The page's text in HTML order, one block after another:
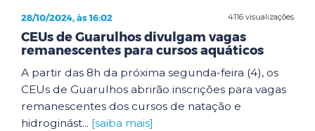
4116 visualizações
28/10/2024, às 16:02
CEUs de Guarulhos divulgam vagas
remanescentes para cursos aquáticos
A partir das 8h da próxima segunda-feira (4), os
CEUs de Guarulhos abrirão inscrições para vagas
remanescentes dos cursos de natação e
hidroginást... [saiba mais]